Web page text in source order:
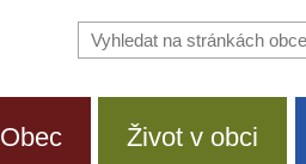
Vyhledávání
na
Obec Život v obci